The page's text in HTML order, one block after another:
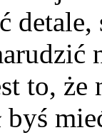
detale,
to,
byś